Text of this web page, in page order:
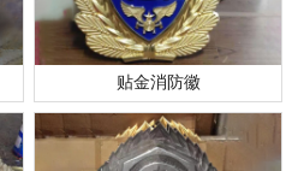
贴金消防徽